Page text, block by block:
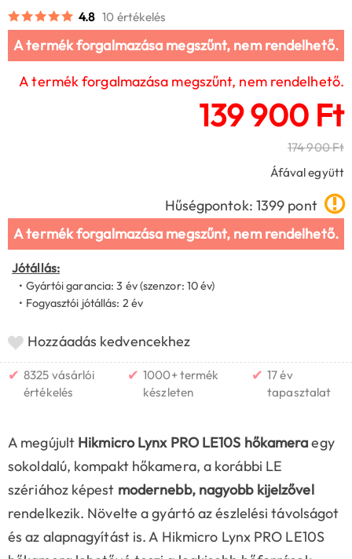
4.8 10 értékelés
A termék forgalmazása megszűnt, nem rendelhető.
A termék forgalmazása megszűnt, nem rendelhető.
139 900 Ft
174 900 Ft
Áfával együtt
Hűségpontok: 1399 pont
A termék forgalmazása megszűnt, nem rendelhető.
Jótállás:
• Gyártói garancia: 3 év (szenzor: 10 év)
• Fogyasztói jótállás: 2 év
Hozzáadás kedvencekhez
✔ 8325 vásárlói
értékelés
✔ 1000+ termék
készleten
✔ 17 év
tapasztalat
A megújult Hikmicro Lynx PRO LE10S hőkameraegy
sokoldalú, kompakt hőkamera, a korábbi LE
szériához képest modernebb, nagyobb kijelzővel
rendelkezik. Növelte a gyártó az észlelési távolságot
és az alapnagyítást is. A Hikmicro Lynx PRO LE10S